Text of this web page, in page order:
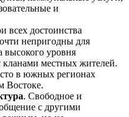
и
всех достоинства
непригодны для
высокого уровня
кланами местных жителей.
в южных регионах
Востоке.
. Свободное и
с другими